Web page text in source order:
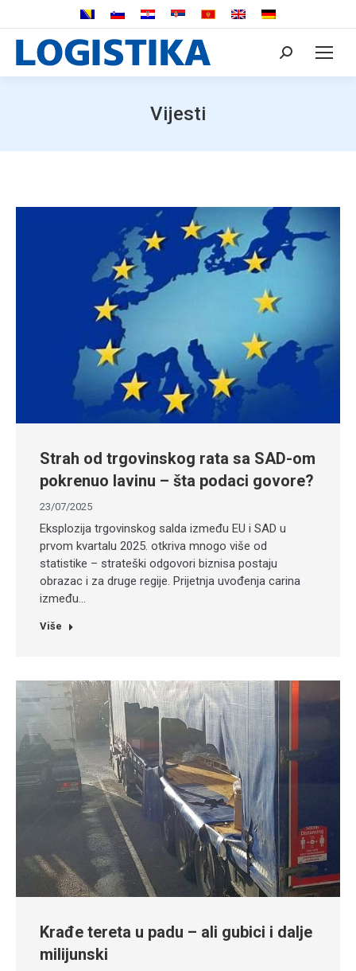
Search:
Vijesti
Strah od trgovinskog rata sa SAD-om
pokrenuo lavinu – šta podaci govore?
23/07/2025
Eksplozija trgovinskog salda između EU i SAD u
prvom kvartalu 2025. otkriva mnogo više od
statistike – strateški odgovori biznisa postaju
obrazac i za druge regije. Prijetnja uvođenja carina
između…
Više
Krađe tereta u padu – ali gubici i dalje
milijunski